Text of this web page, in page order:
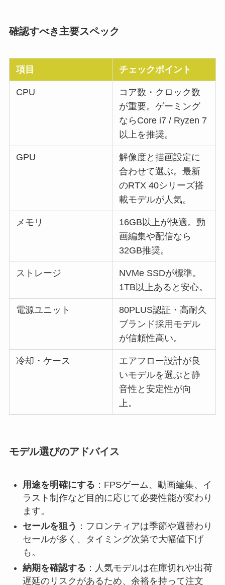
確認すべき主要スペック
項目 チェックポイント
CPU
コア数・クロック数
が重要。ゲーミング
ならCore i7 / Ryzen 7
以上を推奨。
GPU
解像度と描画設定に
合わせて選ぶ。最新
のRTX 40シリーズ搭
載モデルが人気。
メモリ
16GB以上が快適。動
画編集や配信なら
32GB推奨。
ストレージ
NVMe SSDが標準。
1TB以上あると安心。
電源ユニット
80PLUS認証・高耐久
ブランド採用モデル
が信頼性高い。
冷却・ケース
エアフロー設計が良
いモデルを選ぶと静
音性と安定性が向
上。
モデル選びのアドバイス
用途を明確にする ：FPSゲーム、動画編集、イ
ラスト制作など目的に応じて必要性能が変わり
ます。
セールを狙う ：フロンティアは季節や週替わり
セールが多く、タイミング次第で大幅値下げ
も。
納期を確認する ：人気モデルは在庫切れや出荷
遅延のリスクがあるため、余裕を持って注文